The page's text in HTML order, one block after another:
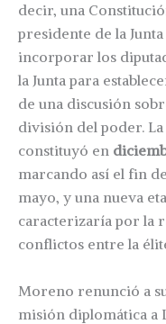
decir, una
presidente de la Junta
incorporar los
la Junta para
de una discusión
división del poder.
constituyó en
marcando así el fin
mayo, y una nueva
caracterizaría por la
conflictos entre la
Moreno renunció a
misión diplomática a